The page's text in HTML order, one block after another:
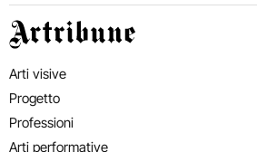
Artribune
Arti visive
Progetto
Professioni
Arti performative